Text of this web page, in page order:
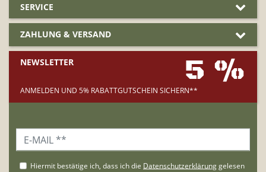
SERVICE
ZAHLUNG & VERSAND
NEWSLETTER 5 %
ANMELDEN UND 5% RABATTGUTSCHEIN SICHERN**